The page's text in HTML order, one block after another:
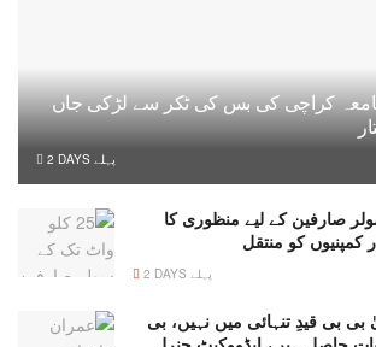
کراچی کی بس کی ٹکر سے لڑکی جاں
2 DAYS پہلے
صارفین کے لیے منظوری کا
کمپنیوں کو منتقل
2 DAYS پہلے
بی قیدِ تنہائی میں نہیں، بی